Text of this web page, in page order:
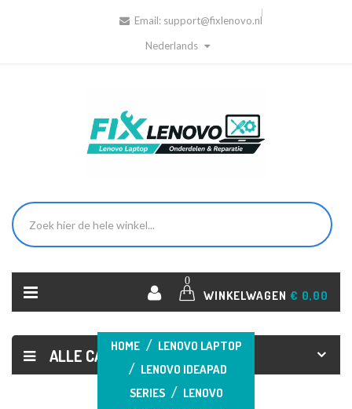
Email: support@fixlenovo.nl
Nederlands
0
WINKELWAGEN € 0,00
ALLE CATEGORIEËN
HOME
LENOVO LAPTOP
LENOVO IDEAPAD
SERIES
LENOVO